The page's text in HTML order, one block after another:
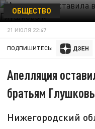
ОБЩЕСТВО
21 ИЮЛЯ 22:47
ПОДПИШИТЕСЬ:
Апелляция
братьям
Нижегородский